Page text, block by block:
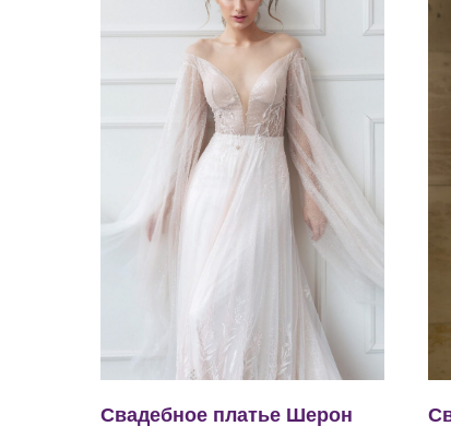
Свадебное платье Шерон